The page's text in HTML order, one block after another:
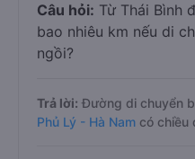
Câu hỏi: Từ Thái Bình
bao nhiêu km nếu di
ngồi?
Trả lời: Đường di chuyển
Phủ Lý - Hà Nam có chiều